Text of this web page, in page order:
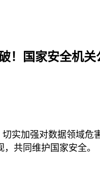
！国家安全机关
实加强对数据领域
共同维护国家安全。